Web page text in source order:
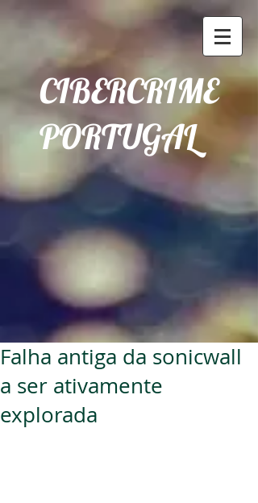
CIBERCRIME
PORTUGAL
Falha antiga da sonicwall
a ser ativamente
explorada